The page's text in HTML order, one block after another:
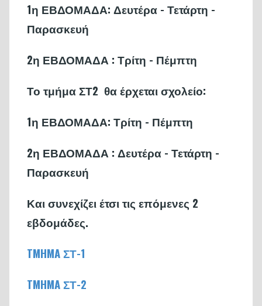
1η ΕΒΔΟΜΑΔΑ: Δευτέρα - Τετάρτη -
Παρασκευή
2η ΕΒΔΟΜΑΔΑ : Τρίτη - Πέμπτη
Το τμήμα ΣΤ2 θα έρχεται σχολείο:
1η ΕΒΔΟΜΑΔΑ: Τρίτη - Πέμπτη
2η ΕΒΔΟΜΑΔΑ : Δευτέρα - Τετάρτη -
Παρασκευή
Και συνεχίζει έτσι τις επόμενες 2
εβδομάδες.
TMHMA ΣΤ-1
TMHMA ΣΤ-2